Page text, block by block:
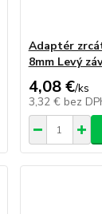
Adaptér
8mm Levý
4,08 €/ks
3,32 € bez